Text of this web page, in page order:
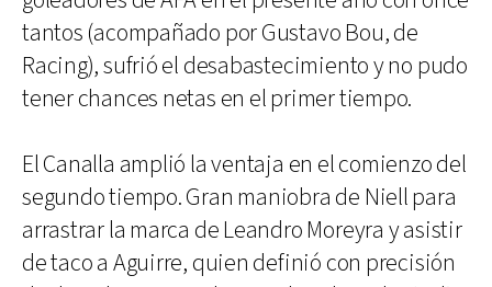
tantos (acompañado por Gustavo Bou, de
Racing), sufrió el desabastecimiento y no pudo
tener chances netas en el primer tiempo.
El Canalla amplió la ventaja en el comienzo del
segundo tiempo. Gran maniobra de Niell para
arrastrar la marca de Leandro Moreyra y asistir
de taco a Aguirre, quien definió con precisión